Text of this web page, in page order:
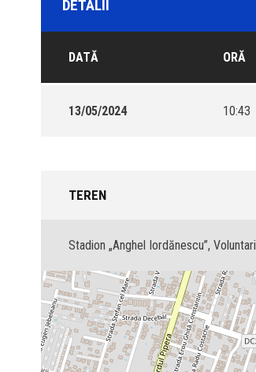
DETALII
DATĂ ORĂ
13/05/2024 10:43
TEREN
Stadion „Anghel Iordănescu”, Voluntari